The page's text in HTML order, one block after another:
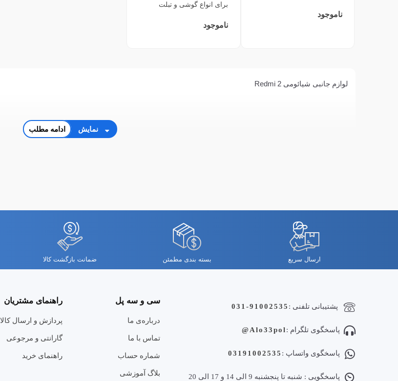
ناموجود
برای انواع گوشی و تبلت
ناموجود
لوازم جانبی شیائومی Redmi 2
نمایش ادامه مطلب
ارسال سریع بسته بندی مطمئن ضمانت بازگشت کالا
پشتیبانی تلفنی : 031-91002535
پاسخگوی تلگرام :Alo33pol@
پاسخگوی واتساپ : 03191002535
پاسخگویی : شنبه تا پنجشنبه 9 الی 14 و 17 الی 20
سی و سه پل
درباره‌ی ما
تماس با ما
شماره حساب
بلاگ آموزشی
راهنمای مشتریان
پردازش و ارسال کالا
گارانتی و مرجوعی
راهنمای خرید